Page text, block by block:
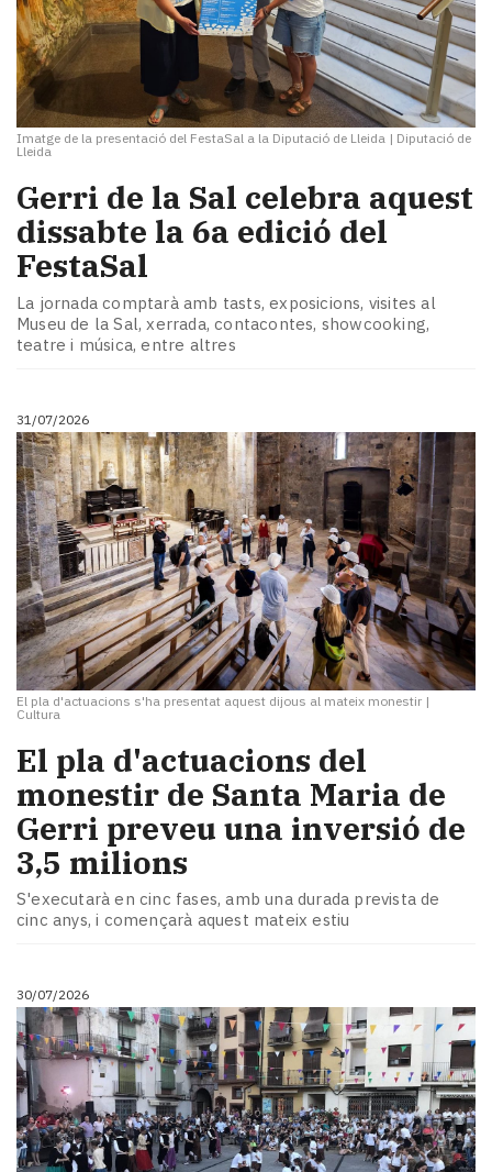
Imatge de la presentació del FestaSal a la Diputació de Lleida | Diputació de
Lleida
Gerri de la Sal celebra aquest
dissabte la 6a edició del
FestaSal
La jornada comptarà amb tasts, exposicions, visites al
Museu de la Sal, xerrada, contacontes, showcooking,
teatre i música, entre altres
31/07/2026
El pla d'actuacions s'ha presentat aquest dijous al mateix monestir |
Cultura
El pla d'actuacions del
monestir de Santa Maria de
Gerri preveu una inversió de
3,5 milions
S'executarà en cinc fases, amb una durada prevista de
cinc anys, i començarà aquest mateix estiu
30/07/2026